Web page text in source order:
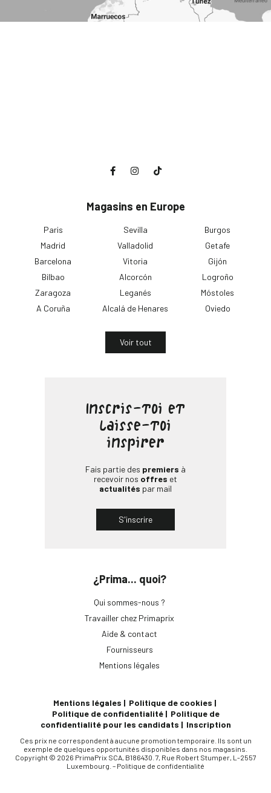
Magasins en Europe
Paris
Madrid
Barcelona
Bilbao
Zaragoza
A Coruña
Sevilla
Valladolid
Vitoria
Alcorcón
Leganés
Alcalá de Henares
Burgos
Getafe
Gijón
Logroño
Móstoles
Oviedo
Voir tout
¿Prima... quoi?
Qui sommes-nous ?
Travailler chez Primaprix
Aide & contact
Fournisseurs
Mentions légales
Inscris-toi et
laisse-toi
inspirer
Fais partie des premiers à
recevoir nos offres et
actualités par mail
S'inscrire
Mentions légales
Politique de cookies
Politique de confidentialité
Politique de
confidentialité pour les candidats
Inscription
Ces prix ne correspondent à aucune promotion temporaire. Ils sont un
exemple de quelques opportunités disponibles dans nos magasins.
Copyright © 2026 PrimaPrix SCA, B186430. 7, Rue Robert Stumper, L-2557
Luxembourg. – Politique de confidentialité